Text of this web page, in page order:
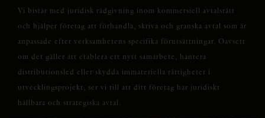
Vi bistår med juridisk rådgivning inom kommersiell avtalsrätt
och hjälper företag att förhandla, skriva och granska avtal som är
anpassade efter verksamhetens specifika förutsättningar. Oavsett
om det gäller att etablera ett nytt samarbete, hantera
distributionsled eller skydda immateriella rättigheter i
utvecklingsprojekt, ser vi till att ditt företag har juridiskt
hållbara och strategiska avtal.